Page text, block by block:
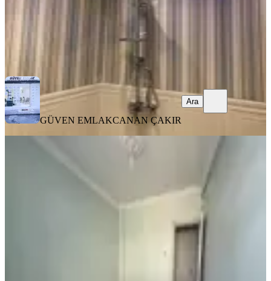
CANAN ÇAKIR
GÜVEN EMLAKCANAN ÇAKIR
Ara
Merkezi Konumda Kiralık Ara Katı
Fatih, Akşemsettin Mahallesi
08.08.2026